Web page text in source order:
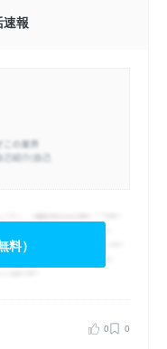
報
）
0 0